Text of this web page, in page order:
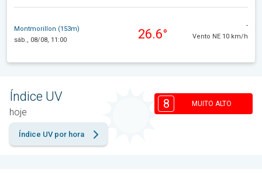
Montmorillon (153m)
sáb., 08/08, 11:00
26.6°
-
Vento NE 10 km/h
Índice UV
hoje
8 MUITO ALTO
Índice UV por hora